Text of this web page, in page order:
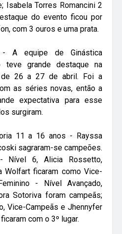
Isabela Torres Romancini 2
do evento ficou por
com 3 ouros e uma prata.
- A equipe de Ginástica
teve grande destaque na
de 26 a 27 de abril. Foi a
as séries novas, então a
expectativa para esse
surgiram.
11 a 16 anos - Rayssa
sagraram-se campeões.
Nível 6, Alicia Rossetto,
Wolfart ficaram como Vice-
- Nível Avançado,
Sotoriva foram campeãs;
Vice-Campeãs e Jhennyfer
com o 3º lugar.